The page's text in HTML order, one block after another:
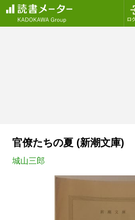
官僚たちの夏 (新潮文庫)
城山三郎